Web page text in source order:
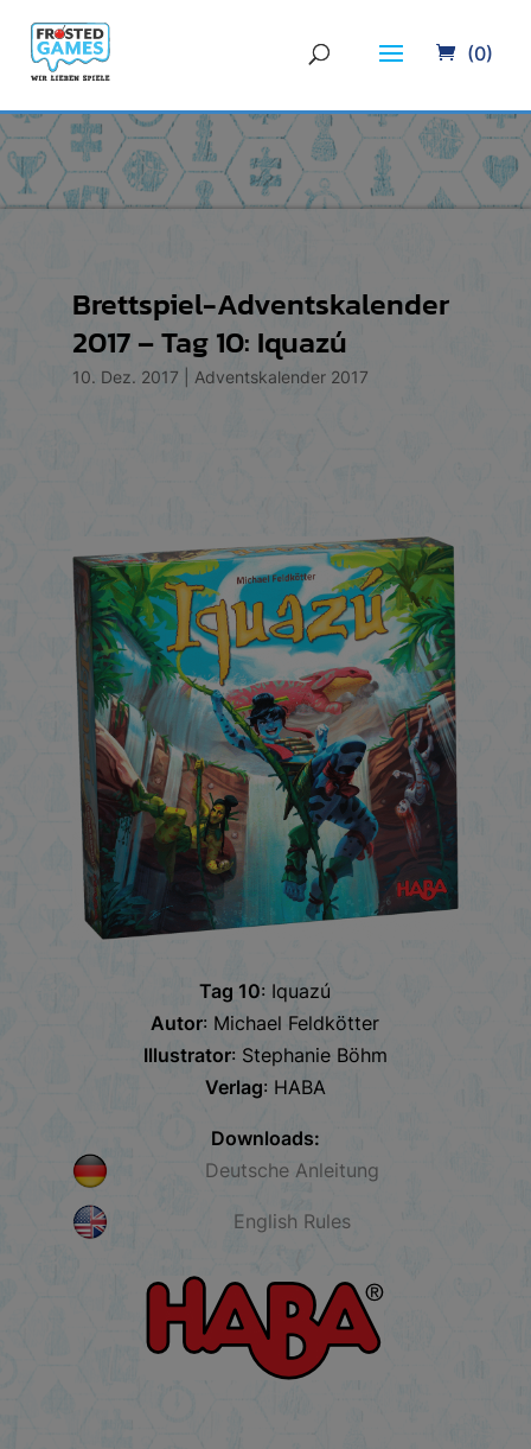
(0)
Brettspiel-Adventskalender
2017 – Tag 10: Iquazú
10. Dez. 2017 Adventskalender 2017
Tag 10: Iquazú
Autor: Michael Feldkötter
Illustrator: Stephanie Böhm
Verlag: HABA
Downloads:
Deutsche Anleitung
English Rules